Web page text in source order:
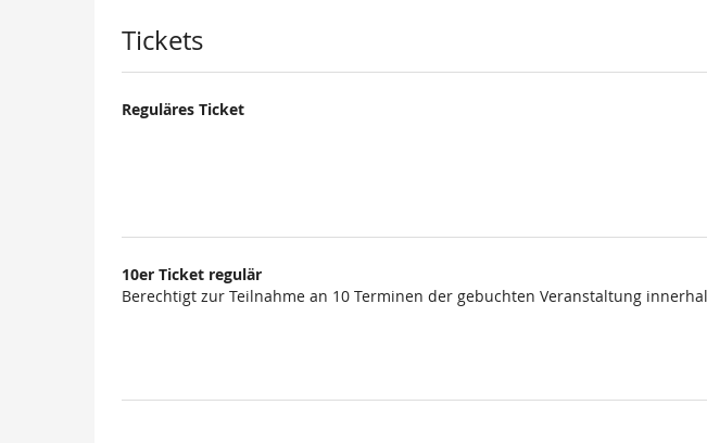
Produkte
Tickets
Reguläres Ticket
10er Ticket regulär
Berechtigt zur Teilnahme an 10 Terminen der gebuchten Veranstaltung